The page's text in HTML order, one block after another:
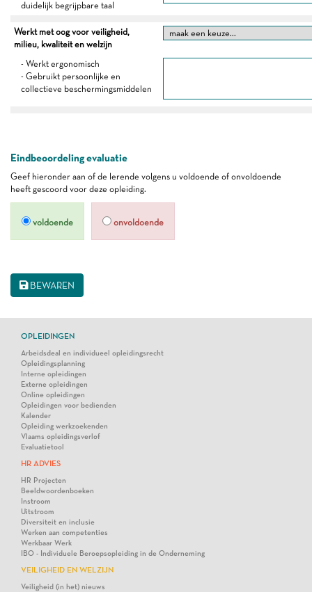
duidelijk begrijpbare taal
Werkt met oog voor veiligheid,
milieu, kwaliteit en welzijn
- Werkt ergonomisch
- Gebruikt persoonlijke en
collectieve beschermingsmiddelen
Eindbeoordeling evaluatie
Geef hieronder aan of de lerende volgens u voldoende of onvoldoende
heeft gescoord voor deze opleiding.
voldoende onvoldoende
BEWAREN
OPLEIDINGEN
Arbeidsdeal en individueel opleidingsrecht
Opleidingsplanning
Interne opleidingen
Externe opleidingen
Online opleidingen
Opleidingen voor bedienden
Kalender
Opleiding werkzoekenden
Vlaams opleidingsverlof
Evaluatietool
HR ADVIES
HR Projecten
Beeldwoordenboeken
Instroom
Uitstroom
Diversiteit en inclusie
Werken aan competenties
Werkbaar Werk
IBO - Individuele Beroepsopleiding in de Onderneming
VEILIGHEID EN WELZIJN
Veiligheid (in het) nieuws